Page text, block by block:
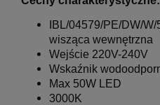
IBL/04579/PE/DW/W/
wisząca wewnętrzna
Wejście 220V-240V
Wskaźnik
Max 50W LED
3000K